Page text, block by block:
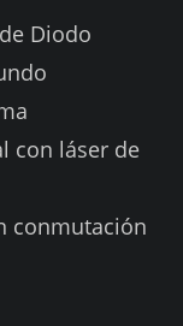
Diodo
con láser de
conmutación